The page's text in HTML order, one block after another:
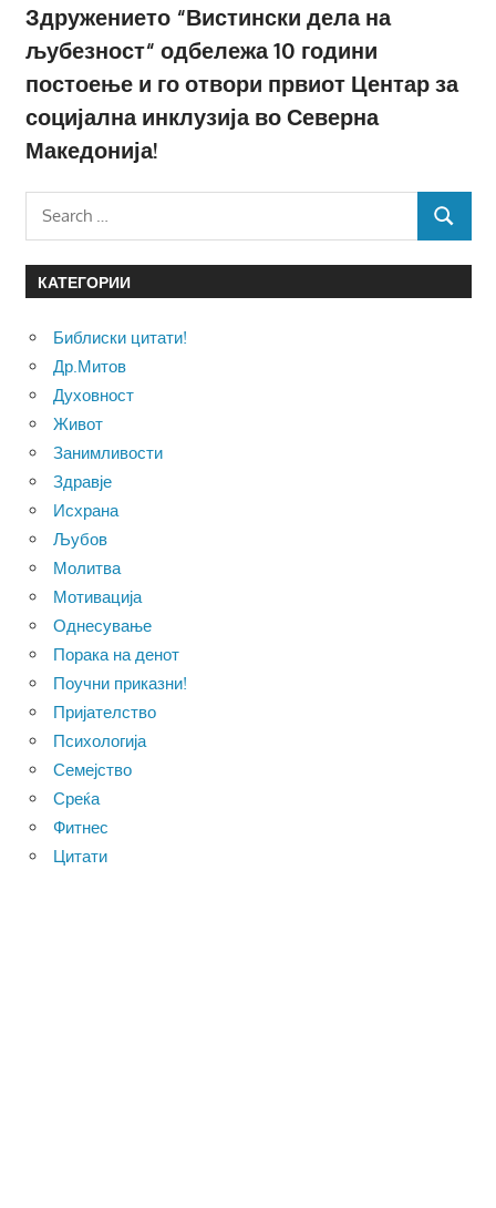
Здружението “Вистински дела на
љубезност“ одбележа 10 години
постоење и го отвори првиот Центар за
социјална инклузија во Северна
Македонија!
Search
SEARCH
КАТЕГОРИИ
Библиски цитати!
Др.Митов
Духовност
Живот
Занимливости
Здравје
Исхрана
Љубов
Молитва
Мотивација
Однесување
Порака на денот
Поучни приказни!
Пријателство
Психологија
Семејство
Среќа
Фитнес
Цитати